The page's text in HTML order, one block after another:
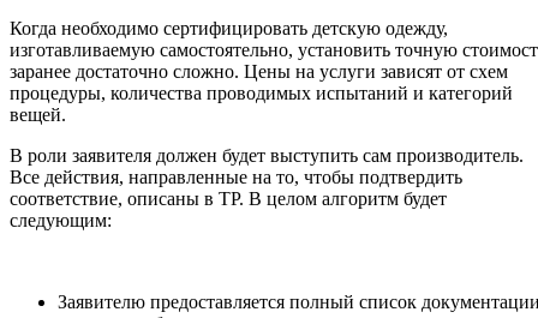
Когда необходимо сертифицировать детскую одежду,
изготавливаемую самостоятельно, установить точную
заранее достаточно сложно. Цены на услуги зависят от схем
процедуры, количества проводимых испытаний и категорий
вещей.
В роли заявителя должен будет выступить сам производитель.
Все действия, направленные на то, чтобы подтвердить
соответствие, описаны в ТР. В целом алгоритм будет
следующим:
Заявителю предоставляется полный список